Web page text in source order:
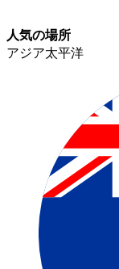
人気の場所​​
アジア太平洋​​